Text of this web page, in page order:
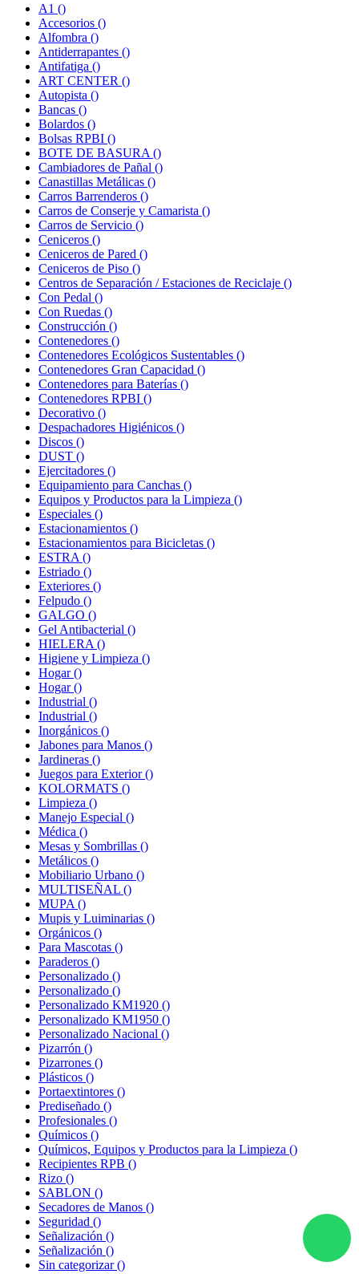
A1 ()
Accesorios ()
Alfombra ()
Antiderrapantes ()
Antifatiga ()
ART CENTER ()
Autopista ()
Bancas ()
Bolardos ()
Bolsas RPBI ()
BOTE DE BASURA ()
Cambiadores de Pañal ()
Canastillas Metálicas ()
Carros Barrenderos ()
Carros de Conserje y Camarista ()
Carros de Servicio ()
Ceniceros ()
Ceniceros de Pared ()
Ceniceros de Piso ()
Centros de Separación / Estaciones de Reciclaje ()
Con Pedal ()
Con Ruedas ()
Construcción ()
Contenedores ()
Contenedores Ecológicos Sustentables ()
Contenedores Gran Capacidad ()
Contenedores para Baterías ()
Contenedores RPBI ()
Decorativo ()
Despachadores Higiénicos ()
Discos ()
DUST ()
Ejercitadores ()
Equipamiento para Canchas ()
Equipos y Productos para la Limpieza ()
Especiales ()
Estacionamientos ()
Estacionamientos para Bicicletas ()
ESTRA ()
Estriado ()
Exteriores ()
Felpudo ()
GALGO ()
Gel Antibacterial ()
HIELERA ()
Higiene y Limpieza ()
Hogar()
Hogar()
Industrial ()
Industrial ()
Inorgánicos ()
Jabones para Manos ()
Jardineras ()
Juegos para Exterior()
KOLORMATS ()
Limpieza ()
Manejo Especial ()
Médica ()
Mesas y Sombrillas ()
Metálicos ()
Mobiliario Urbano ()
MULTISEÑAL ()
MUPA ()
Mupis y Luiminarias ()
Orgánicos ()
Para Mascotas ()
Paraderos ()
Personalizado ()
Personalizado ()
Personalizado KM1920 ()
Personalizado KM1950 ()
Personalizado Nacional ()
Pizarrón ()
Pizarrones ()
Plásticos ()
Portaextintores ()
Prediseñado ()
Profesionales ()
Químicos ()
Químicos, Equipos y Productos para la Limpieza ()
Recipientes RPB ()
Rizo ()
SABLON ()
Secadores de Manos ()
Seguridad ()
Señalización ()
Señalización ()
Sin categorizar()